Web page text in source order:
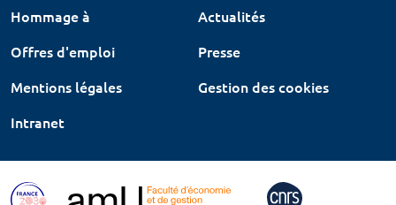
Hommage à
Actualités
Offres d'emploi
Presse
Mentions légales
Gestion des cookies
Intranet